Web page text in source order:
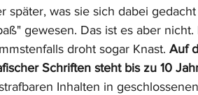
später, was sie sich dabei
gewesen. Das ist es aber
droht sogar Knast. Auf
Schriften steht bis zu 10
Inhalten in